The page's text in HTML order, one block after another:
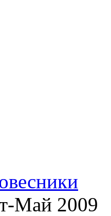
Май 2009